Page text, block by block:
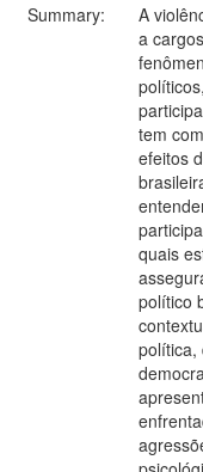
Summary:
A
a
tem
efeitos
quais
político
política,